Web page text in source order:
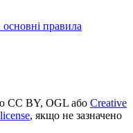
правила
CC BY, OGL або Creative
, якщо не зазначено